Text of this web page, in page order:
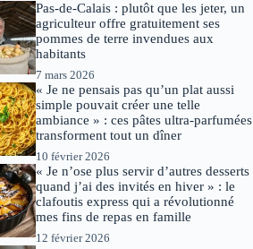
Pas-de-Calais : plutôt que les jeter, un
agriculteur offre gratuitement ses
pommes de terre invendues aux
habitants
7 mars 2026
« Je ne pensais pas qu’un plat aussi
simple pouvait créer une telle
ambiance » : ces pâtes ultra-parfumées
transforment tout un dîner
10 février 2026
« Je n’ose plus servir d’autres desserts
quand j’ai des invités en hiver » : le
clafoutis express qui a révolutionné
mes fins de repas en famille
12 février 2026